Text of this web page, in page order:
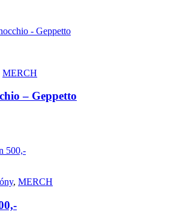
MERCH
– Geppetto
, MERCH